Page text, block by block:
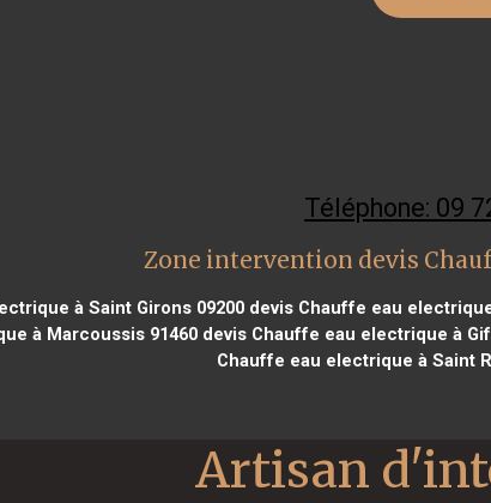
Téléphone: 09
Zone intervention devis
à Saint Girons 09200devis Chauffe eau
à Marcoussis 91460devis Chauffe eau electrique à Gif
Chauffe eau electrique à Saint
Artisan